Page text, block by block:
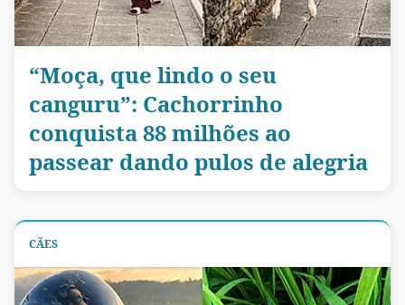
“Moça, que lindo o seu
canguru”: Cachorrinho
conquista 88 milhões ao
passear dando pulos de alegria
CÃES